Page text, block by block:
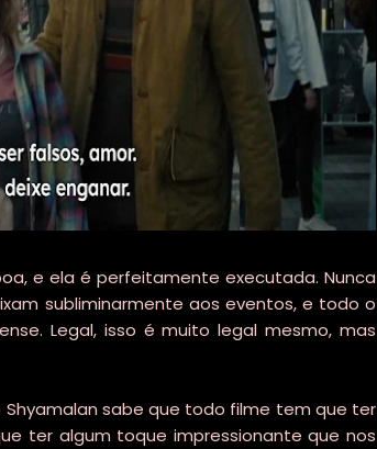
e ela é perfeitamente executada. Nunca
subliminarmente aos eventos, e todo o
Legal, isso é muito legal mesmo, mas
Shyamalan sabe que todo filme tem que ter
ter algum toque impressionante que nos